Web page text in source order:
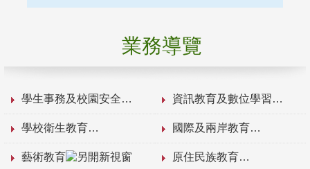
業務導覽
學生事務及校園安全 資訊教育及數位學習
學校衛生教育 國際及兩岸教育
藝術教育 原住民族教育